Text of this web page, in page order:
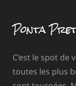
Ponta
C’est le spot de
toutes les plus